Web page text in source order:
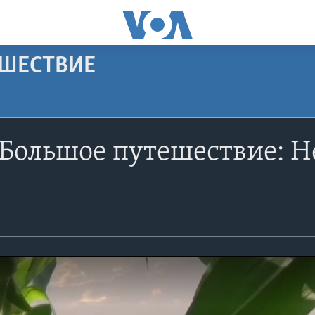
путешествие: